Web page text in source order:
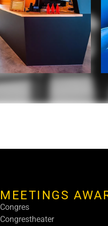
MEETINGS
Congres
Congrestheater